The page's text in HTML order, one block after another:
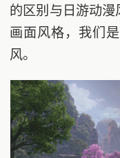
的区别与日游动漫
画面风格，我们
风。